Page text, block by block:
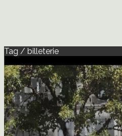
Tag / billeterie